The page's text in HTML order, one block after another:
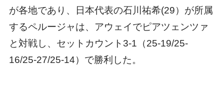
が各地であり、日本代表の石川祐希(29）が所属
するペルージャは、アウェイでピアツェンツァ
と対戦し、セットカウント3-1（25-19/25-
16/25-27/25-14）で勝利した。